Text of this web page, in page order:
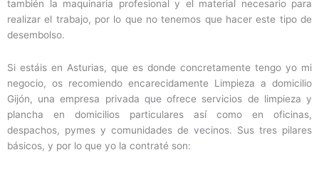
también la maquinaria profesional y el material necesario para
realizar el trabajo, por lo que no tenemos que hacer este tipo de
desembolso.
Si estáis en Asturias, que es donde concretamente tengo yo mi
negocio, os recomiendo encarecidamente Limpieza a domicilio
Gijón, una empresa privada que ofrece servicios de limpieza y
plancha en domicilios particulares así como en oficinas,
despachos, pymes y comunidades de vecinos. Sus tres pilares
básicos, y por lo que yo la contraté son: